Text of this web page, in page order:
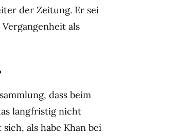
der Zeitung. Er sei
als
dass beim
langfristig nicht
als habe Khan bei